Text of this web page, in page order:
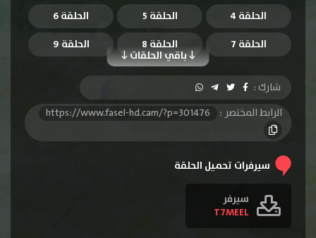
الحلقة 4
الحلقة 5 الحلقة 6
باقي الحلقات
الحلقة 7 الحلقة 8
الحلقة 9
الحلقة 10
الحلقة 11
الحلقة 12
الحلقة 13
الحلقة 14
الحلقة 15
شارك :
الرابط المختصر :
https://www.fasel-hd.cam/?p=301476
سيرفرات تحميل الحلقة
سيرفر
T7MEEL